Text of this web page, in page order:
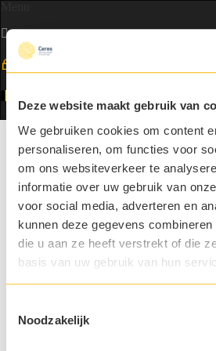
Deze website maakt gebruik van
We gebruiken cookies om content
personaliseren, om functies voor
om ons websiteverkeer te
informatie over uw gebruik van
voor social media, adverteren en
kunnen deze gegevens
die u aan ze heeft verstrekt of die
basis van uw gebruik van hun
Noodzakelijk
Selected people in food & agri
Our references
Aweta
Awetais marktleider op het gebied van
voor het sorteren en verpakken van
meer dan 55 jaar ervaring en met verkoop
vertegenwoordigers in meer dan 45
Aweta een diepgaand inzicht
producten en haar behoeften.
For jobs or career and recruitment
us on social media!